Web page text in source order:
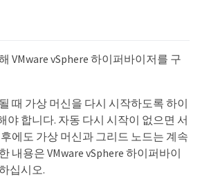
VMware vSphere 하이퍼바이저를 구
때 가상 머신을 다시 시작하도록 하이
야 합니다. 자동 다시 시작이 없으면 서
에도 가상 머신과 그리드 노드는 계속
내용은 VMware vSphere 하이퍼바이
십시오.